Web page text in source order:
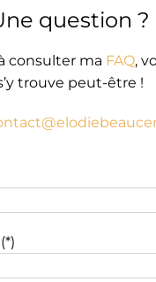
question ?
consulter ma FAQ,
trouve peut-être !